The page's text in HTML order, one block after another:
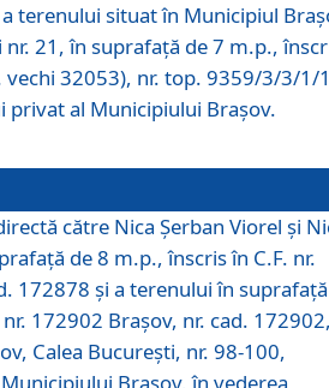
terenului situat în Municipiul
nr. 21, în suprafață de 7 m.p.,
vechi 32053), nr. top. 9359/3/3/1/
al Municipiului Brașov.
către Nica Șerban Viorel și
de 8 m.p., înscris în C.F. nr.
172878 și a terenului în
172902 Brașov, nr. cad.
Calea București, nr. 98-100,